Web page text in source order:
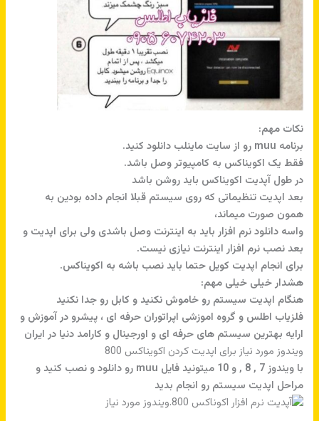
نکات مهم:
برنامه muu رو از سایت ماینلب دانلود کنید.
فقط یک اکویناکس به کامپیوتر وصل باشد.
در طول آپدیت اکویناکس باید روشن باشد
بعد اپدیت تنظیماتی که روی سیستم قبلا انجام داده بودین به
همون صورت میماند،
واسه دانلود نرم افزار باید به اینترنت وصل باشدی ولی برای اپدیت و
بعد نصب نرم افزار اینترنت نیازی نیست.
برای انجام اپدیت کویل حتما باید نصب باشه به اکویناکس.
هشدار خیلی خیلی مهم:
هنگام اپدیت سیستم رو خاموش نکنید و کابل رو جدا نکنید
فلزیاب اطلس و گروه اموزشی اپراتوران حرفه ای ، پیشرو در آموزش و
ارایه بهترین سیستم های حرفه ای و اورجینال و کارامد دنیا در ایران
ویندوز مورد نیاز برای اپدیت کردن اکویناکس 800
با ویندوز 7 , 8 , و 10 میتونید فایل muu رو دانلود و نصب کنید و
مراحل اپدیت سیستم رو انجام بدید